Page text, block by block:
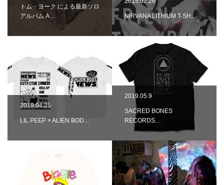
トム・ヨーク による最新ソロ
アルバム A…
NIRVANA LITHIUM T-SH…
2019.04.25
LIL PEEP × ALIEN BOD…
2019.05.9
SACRED BONES
RECORDS…